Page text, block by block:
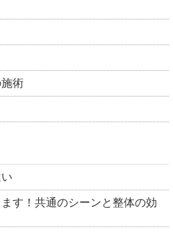
術
す！共通のシーンと整体の効